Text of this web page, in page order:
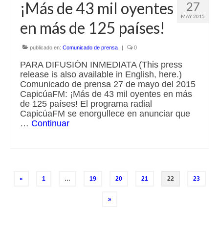
27
MAY 2015
¡Más de 43 mil oyentes
en más de 125 países!
publicado en: Comunicado de prensa | 0
PARA DIFUSIÓN INMEDIATA (This press
release is also available in English, here.)
Comunicado de prensa 27 de mayo del 2015
CapicúaFM: ¡Más de 43 mil oyentes en más
de 125 países! El programa radial
CapicúaFM se enorgullece en anunciar que
… Continuar
Paginación
« 1 … 19 20 21 22 23
»